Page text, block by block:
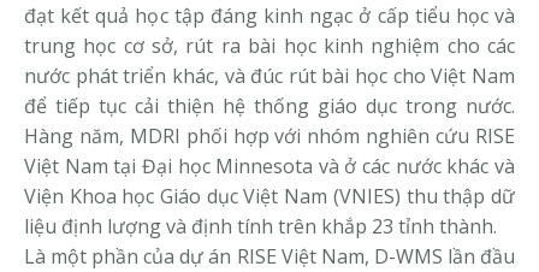
đạt kết quả học tập đáng kinh ngạc ở cấp tiểu học và
trung học cơ sở, rút ra bài học kinh nghiệm cho các
nước phát triển khác, và đúc rút bài học cho Việt Nam
để tiếp tục cải thiện hệ thống giáo dục trong nước.
Hàng năm, MDRI phối hợp với nhóm nghiên cứu RISE
Việt Nam tại Đại học Minnesota và ở các nước khác và
Viện Khoa học Giáo dục Việt Nam (VNIES) thu thập dữ
liệu định lượng và định tính trên khắp 23 tỉnh thành.
Là một phần của dự án RISE Việt Nam, D-WMS lần đầu